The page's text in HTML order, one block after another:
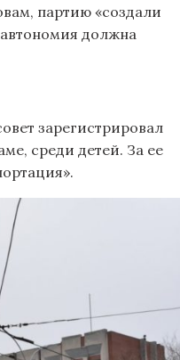
партию «создали
автономия должна
зарегистрировал
среди детей. За ее